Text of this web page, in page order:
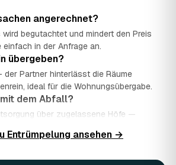
angerechnet?
wird begutachtet und mindert den Preis
in der Anfrage an.
übergeben?
Partner hinterlässt die Räume
ideal für die Wohnungsübergabe.
dem Abfall?
über zugelassene Höfe —
Entrümpelung ansehen →